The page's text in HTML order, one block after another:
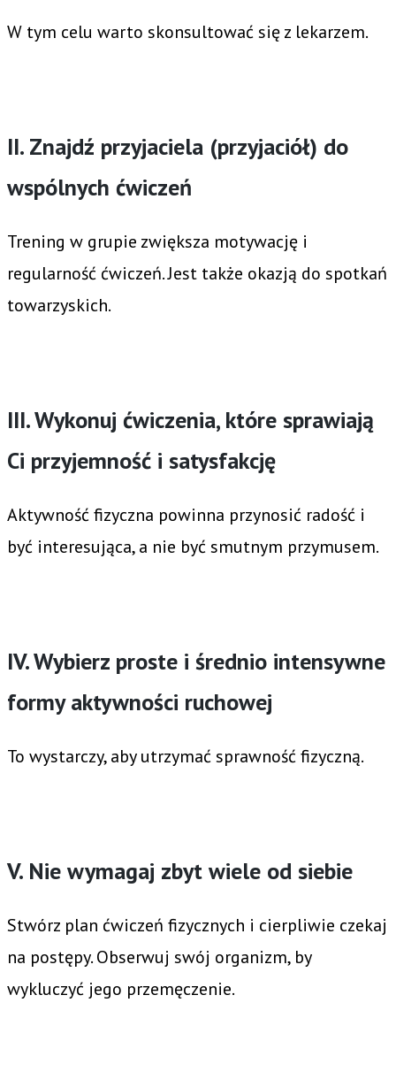
W tym celu warto skonsultować się z lekarzem.
II. Znajdź przyjaciela (przyjaciół) do
wspólnych ćwiczeń
Trening w grupie zwiększa motywację i
regularność ćwiczeń. Jest także okazją do spotkań
towarzyskich.
III. Wykonuj ćwiczenia, które sprawiają
Ci przyjemność i satysfakcję
Aktywność fizyczna powinna przynosić radość i
być interesująca, a nie być smutnym przymusem.
IV. Wybierz proste i średnio intensywne
formy aktywności ruchowej
To wystarczy, aby utrzymać sprawność fizyczną.
V. Nie wymagaj zbyt wiele od siebie
Stwórz plan ćwiczeń fizycznych i cierpliwie czekaj
na postępy. Obserwuj swój organizm, by
wykluczyć jego przemęczenie.